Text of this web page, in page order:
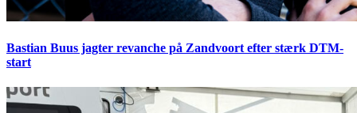
Bastian Buus jagter revanche på Zandvoort efter stærk DTM-
start